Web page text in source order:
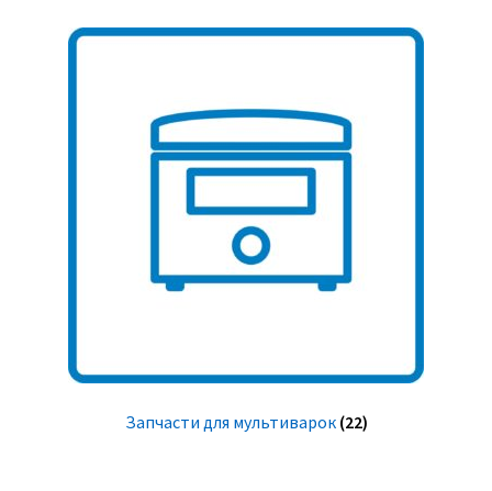
Запчасти для мультиварок (22)